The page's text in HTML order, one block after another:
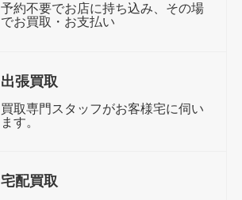
予約不要でお店に持ち込み、その場
でお買取・お支払い
出張買取
買取専門スタッフがお客様宅に伺い
ます。
宅配買取